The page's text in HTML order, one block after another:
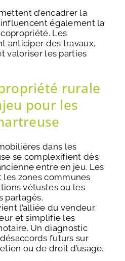
d’encadrer la
également la
Les
anticiper des travaux,
valoriser les parties
rurale
pour les
dans les
se complexifient dès
entre en jeu. Les
zones communes
vétustes ou les
partagés.
l’alliée du vendeur.
et simplifie les
Un diagnostic
futurs sur
ou de droit d’usage.